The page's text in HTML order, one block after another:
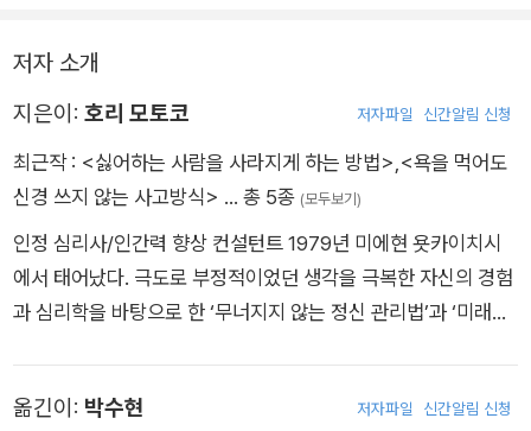
저자 소개
지은이: 호리 모토코 저자파일 신간알림 신청
최근작 : <싫어하는 사람을 사라지게 하는 방법> <욕을 먹어도
신경 쓰지 않는 사고방식> … 총 5종 (모두보기)
인정 심리사/인간력 향상 컨설턴트 1979년 미에현 욧카이치시
에서 태어났다. 극도로 부정적이었던 생각을 극복한 자신의 경험
과 심리학을 바탕으로 한 ‘무너지지 않는 정신 관리법’과 ‘미래를
스트 예능 프로그램을 계기로 심리학에 관심이 생겨 커서 인간 심
옮긴이: 박수현 저자파일 신간알림 신청